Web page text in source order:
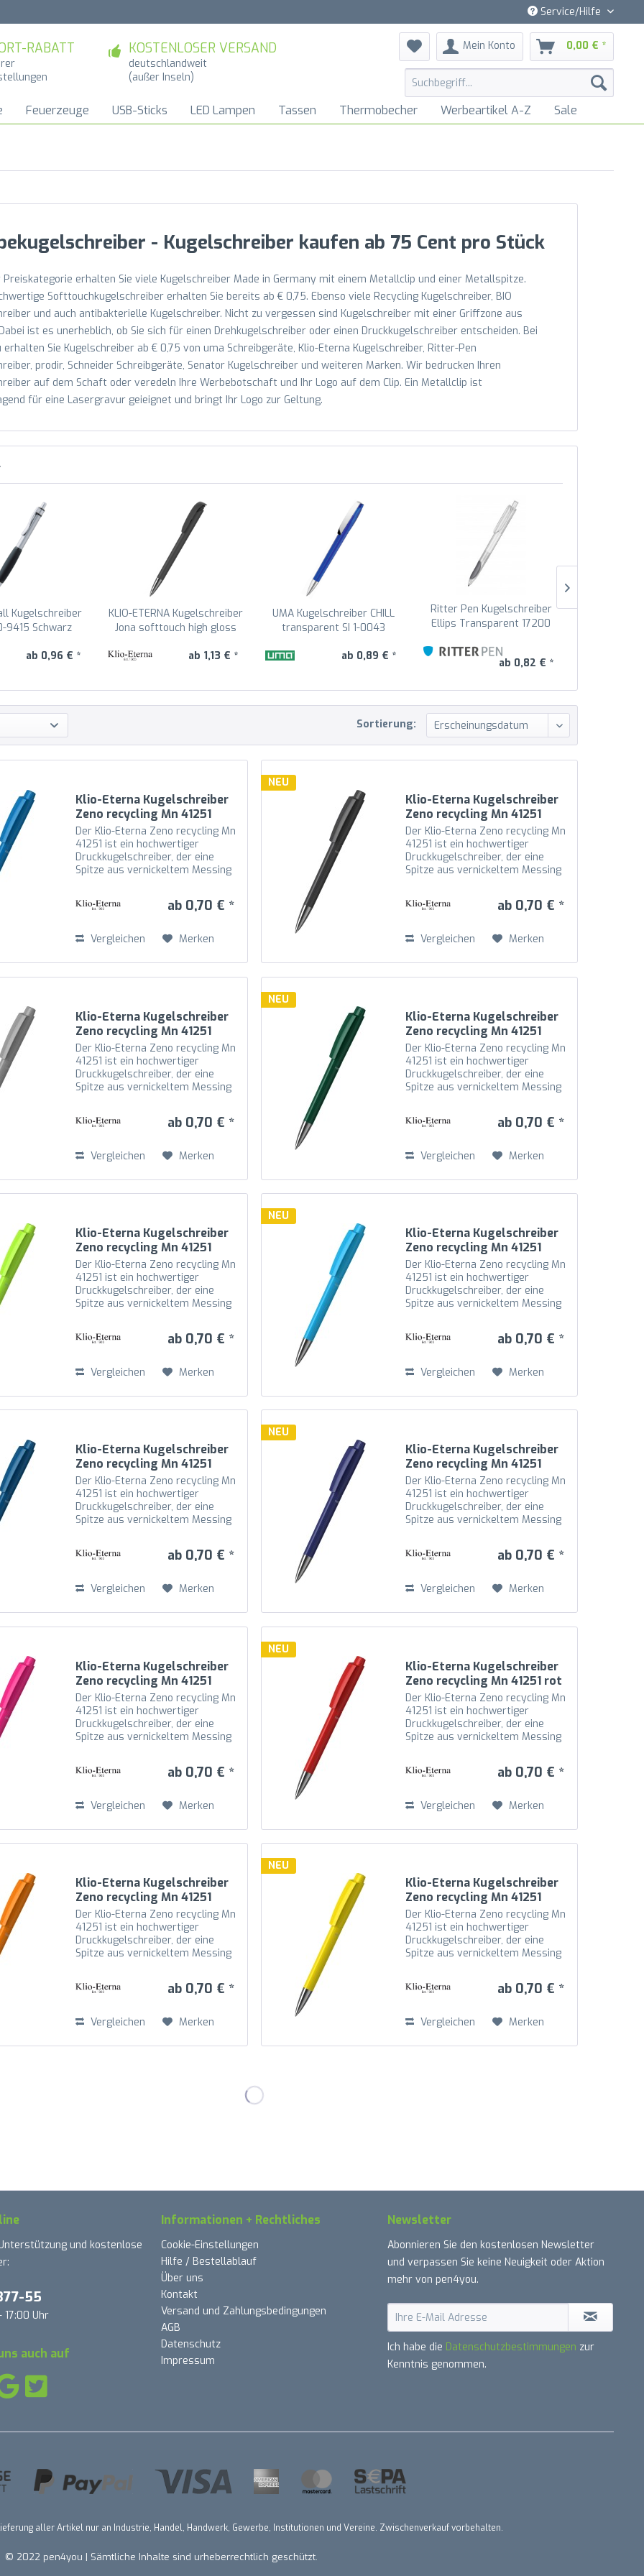
Service/Hilfe
RABATT KOSTENLOSER VERSAND
deutschlandweit
(außer Inseln)
Mein Konto 0,00 € *
Feuerzeuge USB-Sticks LED Lampen Tassen Thermobecher Werbeartikel A-Z Sale
- Kugelschreiber kaufen ab 75 Cent pro Stück
Preiskategorie erhalten Sie viele Kugelschreiber Made in Germany mit einem Metallclip und einer Metallspitze.
Softtouchkugelschreiber erhalten Sie bereits ab € 0,75. Ebenso viele Recycling Kugelschreiber, BIO
und auch antibakterielle Kugelschreiber. Nicht zu vergessen sind Kugelschreiber mit einer Griffzone aus
ist es unerheblich, ob Sie sich für einen Drehkugelschreiber oder einen Druckkugelschreiber entscheiden. Bei
erhalten Sie Kugelschreiber ab € 0,75 von uma Schreibgeräte, Klio-Eterna Kugelschreiber, Ritter-Pen
prodir, Schneider Schreibgeräte, Senator Kugelschreiber und weiteren Marken. Wir bedrucken Ihren
auf dem Schaft oder veredeln Ihre Werbebotschaft und Ihr Logo auf dem Clip. Ein Metallclip ist
für eine Lasergravur geieignet und bringt Ihr Logo zur Geltung.
Kugelschreiber
9415 Schwarz
ab 0,96 € *
KLIO-ETERNA Kugelschreiber
Jona softtouch high gloss
ab 1,13 € *
UMA Kugelschreiber CHILL
transparent SI 1-0043
ab 0,89 € *
Ritter Pen Kugelschreiber
Ellips Transparent 17200
ab 0,82 € *
Sortierung:
Klio-Eterna Kugelschreiber
Zeno recycling Mn 41251
hellblau F
Der Klio-Eterna Zeno recycling Mn
41251 ist ein hochwertiger
Druckkugelschreiber, der eine
Spitze aus vernickeltem Messing
in hochglänzender Optikab 0,70 € *
Vergleichen Merken
NEU
Klio-Eterna Kugelschreiber
Zeno recycling Mn 41251
anthrazit C1
Der Klio-Eterna Zeno recycling Mn
41251 ist ein hochwertiger
Druckkugelschreiber, der eine
Spitze aus vernickeltem Messing
in hochglänzender Optikab 0,70 € *
Vergleichen Merken
Klio-Eterna Kugelschreiber
Zeno recycling Mn 41251
grau C
Der Klio-Eterna Zeno recycling Mn
41251 ist ein hochwertiger
Druckkugelschreiber, der eine
Spitze aus vernickeltem Messing
in hochglänzender Optikab 0,70 € *
Vergleichen Merken
NEU
Klio-Eterna Kugelschreiber
Zeno recycling Mn 41251
dunkelgrün I
Der Klio-Eterna Zeno recycling Mn
41251 ist ein hochwertiger
Druckkugelschreiber, der eine
Spitze aus vernickeltem Messing
in hochglänzender Optikab 0,70 € *
Vergleichen Merken
Klio-Eterna Kugelschreiber
Zeno recycling Mn 41251
hellgrün TZ
Der Klio-Eterna Zeno recycling Mn
41251 ist ein hochwertiger
Druckkugelschreiber, der eine
Spitze aus vernickeltem Messing
in hochglänzender Optikab 0,70 € *
Vergleichen Merken
NEU
Klio-Eterna Kugelschreiber
Zeno recycling Mn 41251
cyan TQ
Der Klio-Eterna Zeno recycling Mn
41251 ist ein hochwertiger
Druckkugelschreiber, der eine
Spitze aus vernickeltem Messing
in hochglänzender Optikab 0,70 € *
Vergleichen Merken
Klio-Eterna Kugelschreiber
Zeno recycling Mn 41251
mittelblau M
Der Klio-Eterna Zeno recycling Mn
41251 ist ein hochwertiger
Druckkugelschreiber, der eine
Spitze aus vernickeltem Messing
in hochglänzender Optikab 0,70 € *
Vergleichen Merken
NEU
Klio-Eterna Kugelschreiber
Zeno recycling Mn 41251
dunkelblau D
Der Klio-Eterna Zeno recycling Mn
41251 ist ein hochwertiger
Druckkugelschreiber, der eine
Spitze aus vernickeltem Messing
in hochglänzender Optikab 0,70 € *
Vergleichen Merken
Klio-Eterna Kugelschreiber
Zeno recycling Mn 41251
magenta TTV
Der Klio-Eterna Zeno recycling Mn
41251 ist ein hochwertiger
Druckkugelschreiber, der eine
Spitze aus vernickeltem Messing
in hochglänzender Optikab 0,70 € *
Vergleichen Merken
NEU
Klio-Eterna Kugelschreiber
Zeno recycling Mn 41251 rot
H
Der Klio-Eterna Zeno recycling Mn
41251 ist ein hochwertiger
Druckkugelschreiber, der eine
Spitze aus vernickeltem Messing
in hochglänzender Optikab 0,70 € *
Vergleichen Merken
Klio-Eterna Kugelschreiber
Zeno recycling Mn 41251
orange TL
Der Klio-Eterna Zeno recycling Mn
41251 ist ein hochwertiger
Druckkugelschreiber, der eine
Spitze aus vernickeltem Messing
in hochglänzender Optikab 0,70 € *
Vergleichen Merken
NEU
Klio-Eterna Kugelschreiber
Zeno recycling Mn 41251
gelb R
Der Klio-Eterna Zeno recycling Mn
41251 ist ein hochwertiger
Druckkugelschreiber, der eine
Spitze aus vernickeltem Messing
in hochglänzender Optikab 0,70 € *
Vergleichen Merken
und kostenlose
55
17:00 Uhr
auch auf
Informationen + Rechtliches
Cookie-Einstellungen
Hilfe / Bestellablauf
Über uns
Kontakt
Versand und Zahlungsbedingungen
AGB
Datenschutz
Impressum
Newsletter
Abonnieren Sie den kostenlosen Newsletter
und verpassen Sie keine Neuigkeit oder Aktion
mehr von pen4you.
Ich habe die Datenschutzbestimmungen zur
Kenntnis genommen.
aller Artikel nur an Industrie, Handel, Handwerk, Gewerbe, Institutionen und Vereine. Zwischenverkauf vorbehalten.
© 2022 pen4you | Sämtliche Inhalte sind urheberrechtlich geschützt.